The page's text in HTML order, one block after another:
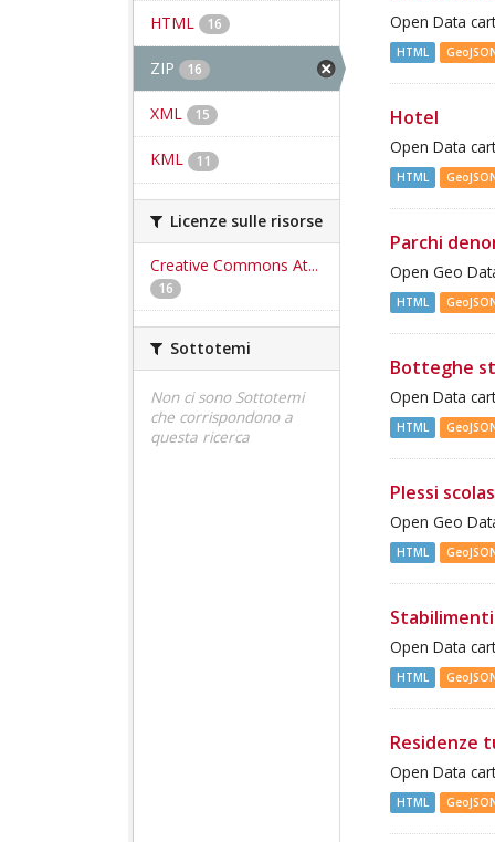
HTML 16
ZIP 16
XML 15
KML 11
Licenze sulle risorse
Creative Commons At...
16
Sottotemi
Non ci sono Sottotemi
che corrispondono a
questa ricerca
Open Data
HTML
Hotel
Open Data
HTML
Parchi
Open Geo
HTML
Botteghe
Open Data
HTML
Plessi
Open Geo
HTML
Open Data
HTML
Residenze
Open Data
HTML